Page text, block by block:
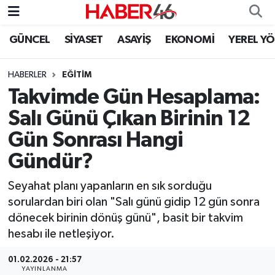
GÜNCEL SİYASET ASAYİŞ EKONOMİ YEREL
HABERLER EĞİTİM
Takvimde Gün Hesaplama:
Salı Günü Çıkan Birinin 12
Gün Sonrası Hangi
Gündür?
Seyahat planı yapanların en sık sorduğu
sorulardan biri olan "Salı günü gidip 12 gün sonra
dönecek birinin dönüş günü", basit bir takvim
hesabı ile netleşiyor.
01.02.2026 - 21:57
YAYINLANMA
GÜNCEL
SİYASET
EKONOMİ
SPOR
YAŞAM
TEKNOLOJİ
SAĞLIK
EĞİTİM
Nöbetçi Eczaneler
Hava Durumu
Kahramanmaraş Namaz Vakitleri
Trafik Durumu
Süper Lig Puan Durumu ve Fikstür
Tüm Manşetler
Son Dakika Haberleri
Haber Arşivi